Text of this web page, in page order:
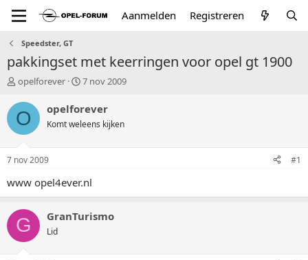
Aanmelden Registreren
Speedster, GT
pakkingset met keerringen voor opel gt 1900
T
p
i
a
r
r
opelforever
S
a
t
u
7 nov 2009
O opelforever
Komt weleens kijken
7 nov 2009 #1
www opel4ever.nl
G GranTurismo
Lid